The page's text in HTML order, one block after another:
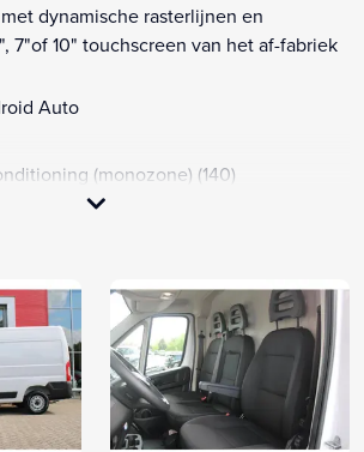
dynamische rasterlijnen en
7"of 10" touchscreen van het af-fabriek
Auto
(monozone) (140)
hoogte verstelbaar
(NHR)
(GRG)
buitenspiegels (341)